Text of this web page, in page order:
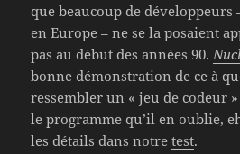
que beaucoup de
en Europe – ne se la posaient
pas au début des années 90.
bonne démonstration de ce à
ressembler un « jeu de codeur
le programme qu’il en oublie,
les détails dans notretest.